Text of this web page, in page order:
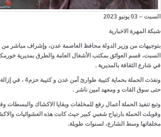
السبت – 03 يونيو 2023
شبكة المهرة الاخبارية
بتوجيهات من وزير الدولة محافظ العاصمة عدن، وإشراف مباشر
السبت، قسم العوائق بمكتب الأشغال العامة والطرق بمديرية
في شارع الثقافة بالمديرية .
ونفذت الحملة
حتى سوق القات و ومعهد امين ناشر .
وتبع تنفيذ الحملة أعمال رفع للمخلفات وبقايا الاكشاك
وقوبلت الحملة بارتياح شعبي كبير حيث كانت هذه العشوائيات
مخلفاتها وسط الشارع، لسنوات طويلة.